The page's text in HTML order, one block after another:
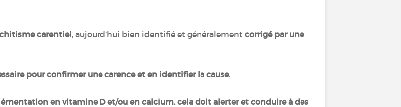
carentiel, aujourd’hui bien identifié et généralement corrigé par une
pour confirmer une carence et en identifier la cause.
en vitamine D et/ou en calcium, cela doit alerter et conduire à des